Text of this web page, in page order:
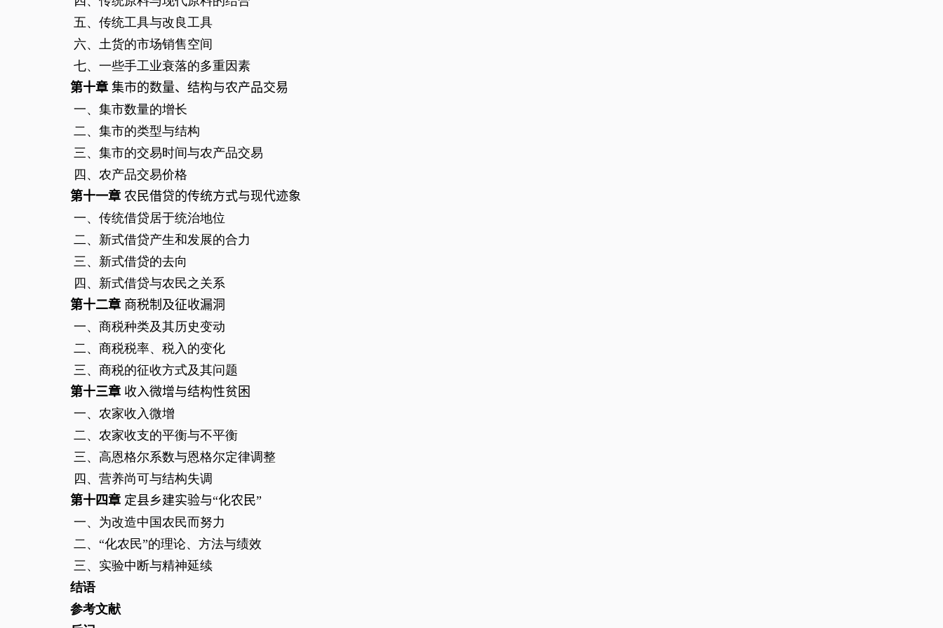
五、传统工具与改良工具
六、土货的市场销售空间
七、一些手工业衰落的多重因素
第十章 集市的数量、结构与农产品交易
一、集市数量的增长
二、集市的类型与结构
三、集市的交易时间与农产品交易
四、农产品交易价格
第十一章 农民借贷的传统方式与现代迹象
一、传统借贷居于统治地位
二、新式借贷产生和发展的合力
三、新式借贷的去向
四、新式借贷与农民之关系
第十二章 商税制及征收漏洞
一、商税种类及其历史变动
二、商税税率、税入的变化
三、商税的征收方式及其问题
第十三章 收入微增与结构性贫困
一、农家收入微增
二、农家收支的平衡与不平衡
三、高恩格尔系数与恩格尔定律调整
四、营养尚可与结构失调
第十四章 定县乡建实验与“化农民”
一、为改造中国农民而努力
二、“化农民”的理论、方法与绩效
三、实验中断与精神延续
结语
参考文献